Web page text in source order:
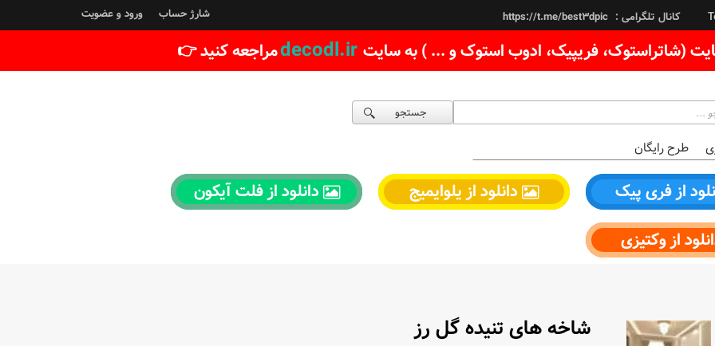
کانال تلگرامی : https://t.me/best3dpic شارژ حساب ورود و عضویت
(شاتراستوک، فریپیک، ادوب استوک و ... ) به سایت decodl.irمراجعه کنید 👉
جستجو
طرح رایگان
از فری پیک دانلود از یلوایمیج
دانلود از فلت آیکون
از وکتیزی
شاخه های تنیده گل رز